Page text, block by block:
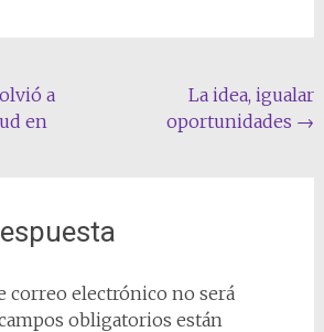
a
en
La idea, igualar
oportunidades →
correo electrónico no será
obligatorios están